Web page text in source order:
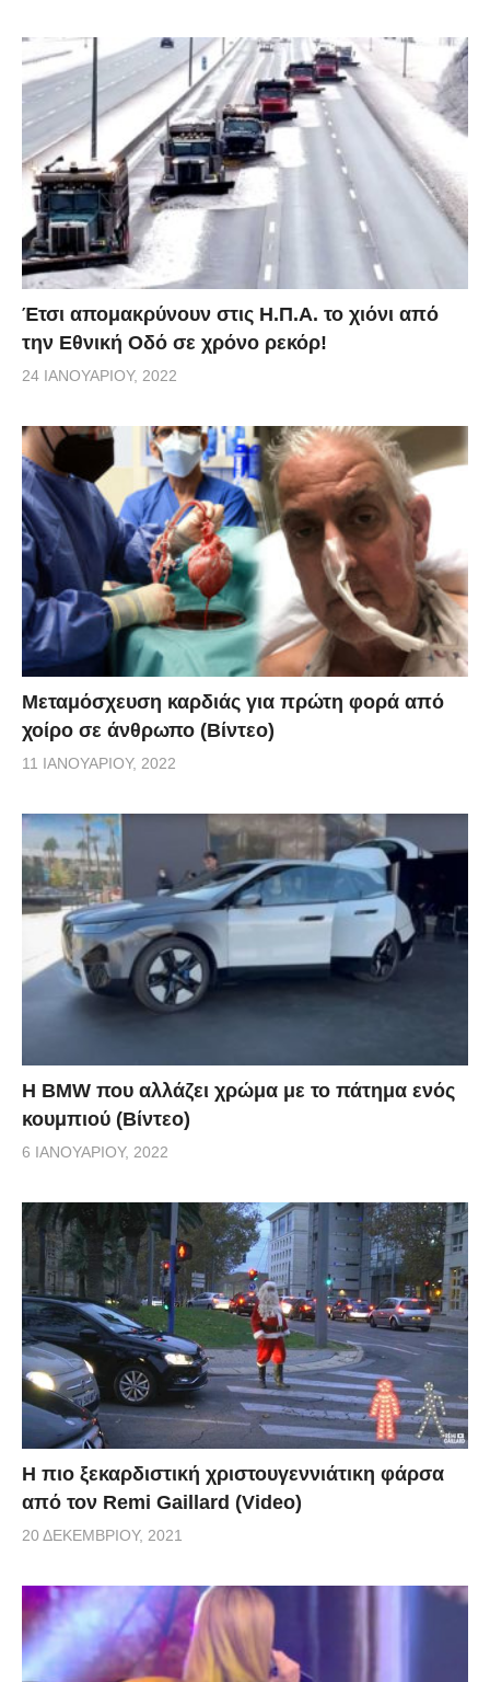
Έτσι απομακρύνουν στις Η.Π.Α. το χιόνι από
την Εθνική Οδό σε χρόνο ρεκόρ!
24 ΙΑΝΟΥΑΡΊΟΥ, 2022
Μεταμόσχευση καρδιάς για πρώτη φορά από
χοίρο σε άνθρωπο (Βίντεο)
11 ΙΑΝΟΥΑΡΊΟΥ, 2022
Η BMW που αλλάζει χρώμα με το πάτημα ενός
κουμπιού (Βίντεο)
6 ΙΑΝΟΥΑΡΊΟΥ, 2022
Η πιο ξεκαρδιστική χριστουγεννιάτικη φάρσα
από τον Remi Gaillard (Video)
20 ΔΕΚΕΜΒΡΊΟΥ, 2021